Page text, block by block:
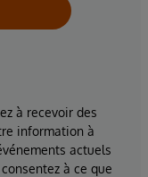
à recevoir des
information à
actuels
à ce que